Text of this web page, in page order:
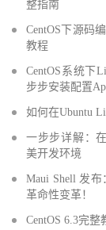
整指南
CentOS下源码
教程
CentOS系统下
步步安装配置
如何在Ubuntu
一步步详解：在
美开发环境
Maui Shell 发
革命性变革！
CentOS 6.3完